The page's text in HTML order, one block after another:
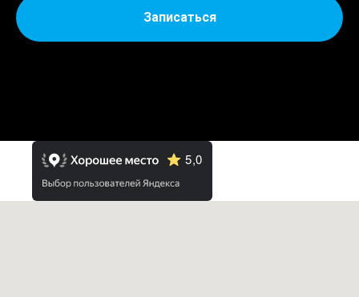
Записаться